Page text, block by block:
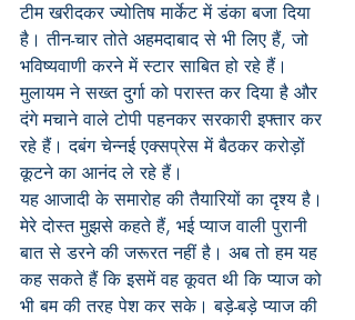
टीम खरीदकर ज्योतिष मार्केट में डंका बजा दिया
है। तीन-चार तोते अहमदाबाद से भी लिए हैं, जो
भविष्यवाणी करने में स्टार साबित हो रहे हैं।
मुलायम ने सख्त दुर्गा को परास्त कर दिया है और
दंगे मचाने वाले टोपी पहनकर सरकारी इफ्तार कर
रहे हैं। दबंग चेन्नई एक्सप्रेस में बैठकर करोड़ों
कूटने का आनंद ले रहे हैं।
यह आजादी के समारोह की तैयारियों का दृश्य है।
मेरे दोस्त मुझसे कहते हैं, भई प्याज वाली पुरानी
बात से डरने की जरूरत नहीं है। अब तो हम यह
कह सकते हैं कि इसमें वह कूवत थी कि प्याज को
भी बम की तरह पेश कर सके। बड़े-बड़े प्याज की